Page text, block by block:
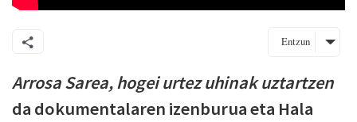
Entzun
Arrosa Sarea, hogei urtez uhinak uztartzen
da dokumentalaren izenburua eta Hala